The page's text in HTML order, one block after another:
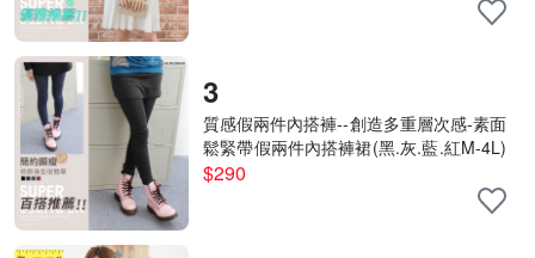
3
質感假兩件內搭褲--創造多重層次感-素面
鬆緊帶假兩件內搭褲裙(黑.灰.藍.紅M-4L)
-P31眼圈熊中大尺碼
$290